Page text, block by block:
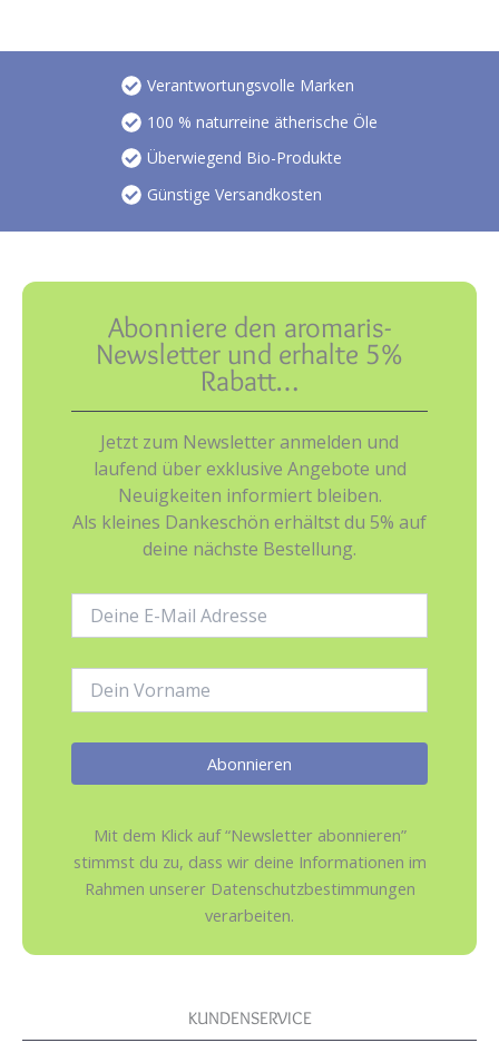
Verantwortungsvolle Marken
100 % naturreine ätherische Öle
Überwiegend Bio-Produkte
Günstige Versandkosten
Abonniere den aromaris-
Newsletter und erhalte 5%
Rabatt…
Jetzt zum Newsletter anmelden und
laufend über exklusive Angebote und
Neuigkeiten informiert bleiben.
Als kleines Dankeschön erhältst du 5% auf
deine nächste Bestellung.
Mail-
Mit dem Klick auf “Newsletter abonnieren”
stimmst du zu, dass wir deine Informationen im
Rahmen unserer Datenschutzbestimmungen
verarbeiten.
KUNDENSERVICE